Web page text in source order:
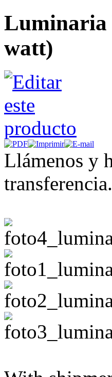
Luminaria
watt)
Llámenos y
transferencia.